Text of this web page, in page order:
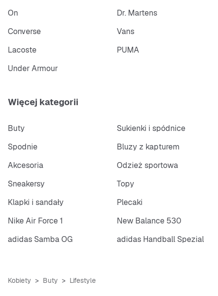
On
Dr. Martens
Converse
Vans
Lacoste
PUMA
Under Armour
Więcej kategorii
Buty
Sukienki i spódnice
Spodnie
Bluzy z kapturem
Akcesoria
Odzież sportowa
Sneakersy
Topy
Klapki i sandały
Plecaki
Nike Air Force 1
New Balance 530
adidas Samba OG
adidas Handball Spezial
Kobiety Buty Lifestyle